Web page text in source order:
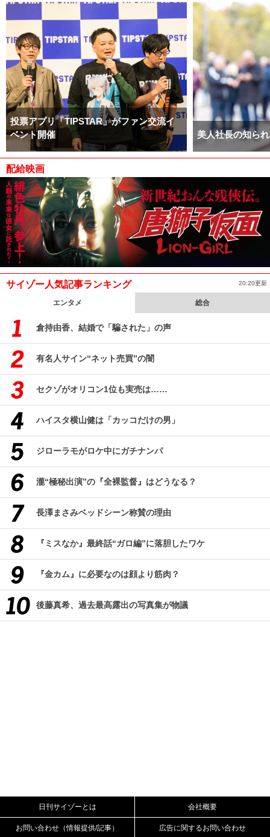
投票アプリ「TIPSTAR」がファン交流イ
ベント開催
美人社長の知ら
配給映画
サイゾー人気記事ランキング 20:20更新
エンタメ 総合
倉持由香、結婚で「騙された」の声
有名人サイン“ネット売買”の闇
セクゾがオリコン1位も実売は……
ハイスタ横山健は「カッコだけの男」
ジローラモがロケ中にガチナンパ
瀧“極秘出演”の『全裸監督』はどうなる？
長澤まさみベッドシーン称賛の理由
『ミスなか』最終話“ガロ編”に落胆したワケ
『金カム』に必要なのは顔より筋肉？
後藤真希、過去最高露出の写真集が物議
日刊サイゾーとは 会社概要
お問い合わせ（情報提供/記事） 広告に関するお問い合わせ